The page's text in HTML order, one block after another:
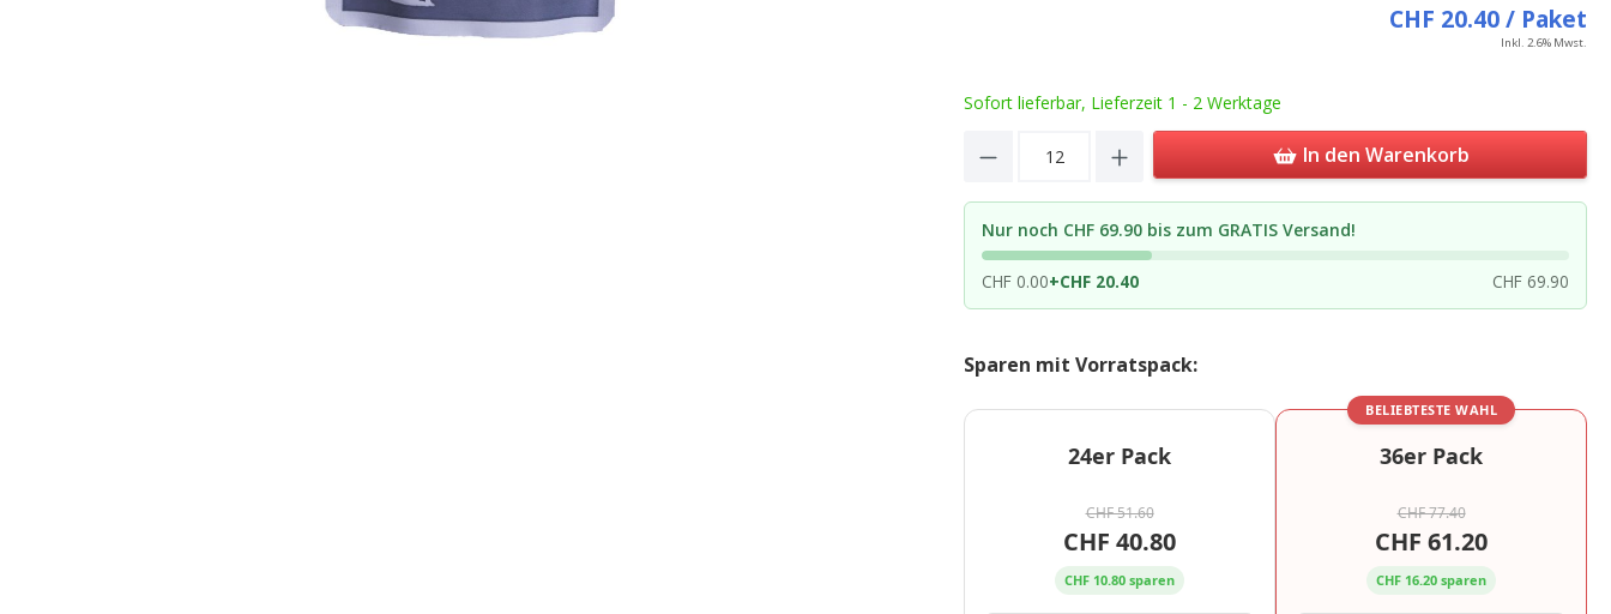
CHF 20.40 / Paket
Inkl. 2.6% Mwst.
Sofort lieferbar, Lieferzeit 1 - 2 Werktage
Product Quantity: Enter the desired amount
In den Warenkorb
Nur noch CHF 69.90 bis zum GRATIS Versand!
CHF 0.00+CHF 20.40 CHF 69.90
Sparen mit Vorratspack:
24er Pack
CHF 51.60
CHF 40.80
CHF 10.80 sparen
BELIEBTESTE WAHL
36er Pack
CHF 77.40
CHF 61.20
CHF 16.20 sparen